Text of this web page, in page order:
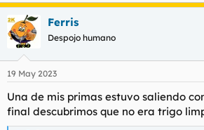
Ferris
Despojo humano
19 May 2023
Una de mis primas estuvo saliendo
final descubrimos que no era trigo